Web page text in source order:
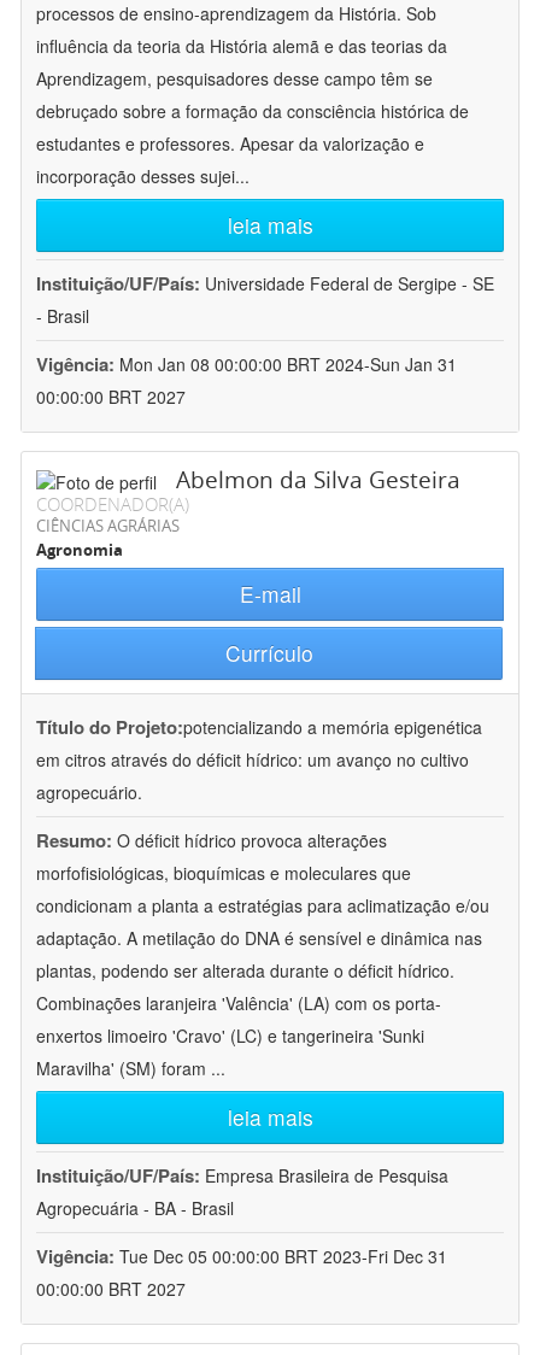
processos de ensino-aprendizagem da História. Sob
influência da teoria da História alemã e das teorias da
Aprendizagem, pesquisadores desse campo têm se
debruçado sobre a formação da consciência histórica de
estudantes e professores. Apesar da valorização e
incorporação desses sujei...
leia mais
Instituição/UF/País: Universidade Federal de Sergipe - SE
- Brasil
Vigência: Mon Jan 08 00:00:00 BRT 2024-Sun Jan 31
00:00:00 BRT 2027
Abelmon da Silva Gesteira
COORDENADOR(A)
CIÊNCIAS AGRÁRIAS
Agronomia
E-mail
Currículo
Título do Projeto:potencializando a memória epigenética
em citros através do déficit hídrico: um avanço no cultivo
agropecuário.
Resumo: O déficit hídrico provoca alterações
morfofisiológicas, bioquímicas e moleculares que
condicionam a planta a estratégias para aclimatização e/ou
adaptação. A metilação do DNA é sensível e dinâmica nas
plantas, podendo ser alterada durante o déficit hídrico.
Combinações laranjeira 'Valência' (LA) com os porta-
enxertos limoeiro 'Cravo' (LC) e tangerineira 'Sunki
Maravilha' (SM) foram ...
leia mais
Instituição/UF/País: Empresa Brasileira de Pesquisa
Agropecuária - BA - Brasil
Vigência: Tue Dec 05 00:00:00 BRT 2023-Fri Dec 31
00:00:00 BRT 2027